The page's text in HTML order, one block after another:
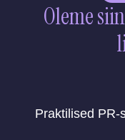
Oleme
Praktilised PR-